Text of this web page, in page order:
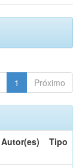
1 Próximo
Autor(es) Tipo